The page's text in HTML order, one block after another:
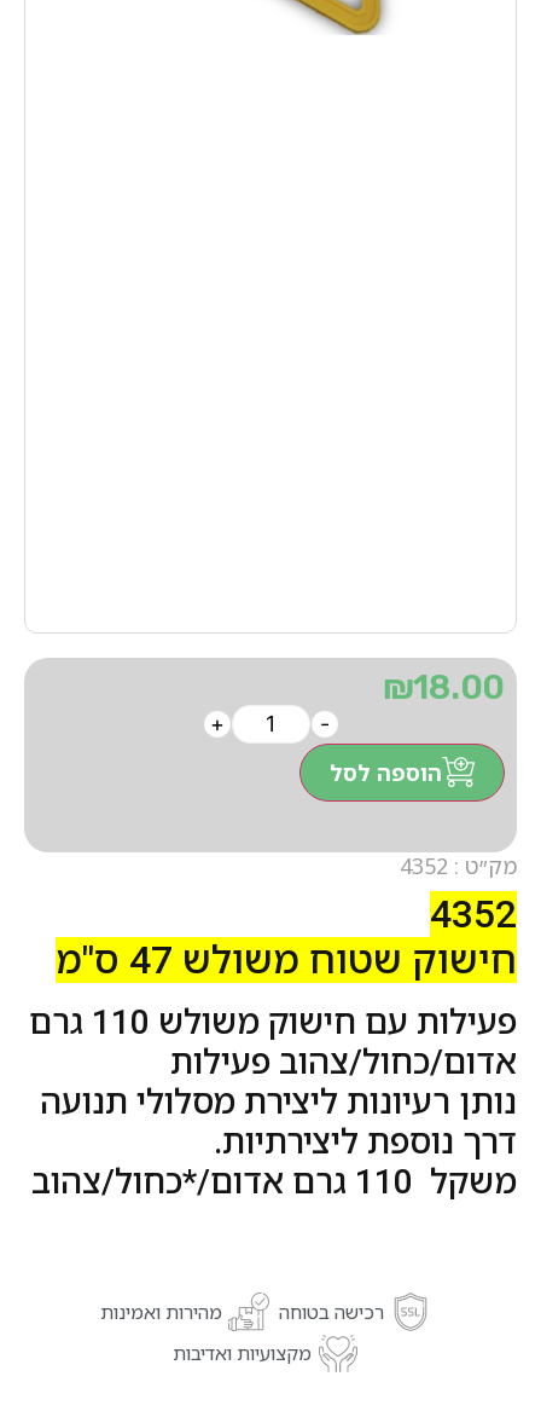
מק״ט : 4352
4352
חישוק שטוח משולש 47 ס"מ
פעילות עם חישוק משולש 110 גרם
אדום/כחול/צהוב פעילות
נותן רעיונות ליצירת מסלולי תנועה
דרך נוספת ליצירתיות.
משקל 110 גרם אדום/*כחול/צהוב
₪18.00
-
+
הוספה לסל
רכישה בטוחה
מהירות ואמינות
מקצועיות ואדיבות